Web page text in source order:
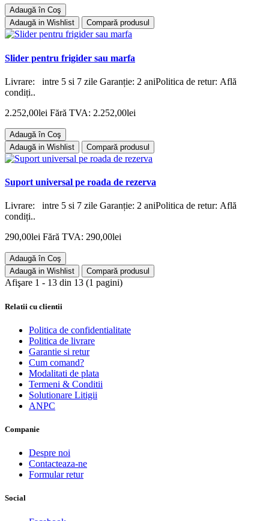
Adaugă în Coş
Adaugă in Wishlist
Compară produsul
Slider pentru frigider sau marfa
Livrare: intre 5 si 7 zile Garanție: 2 aniPolitica de retur: Află
condiți..
2.252,00lei Fără TVA: 2.252,00lei
Adaugă în Coş
Adaugă in Wishlist
Compară produsul
Suport universal pe roada de rezerva
Livrare: intre 5 si 7 zile Garanție: 2 aniPolitica de retur: Află
condiți..
290,00lei Fără TVA: 290,00lei
Adaugă în Coş
Adaugă in Wishlist
Compară produsul
Afişare 1 - 13 din 13 (1 pagini)
Relatii cu clientii
Politica de confidentialitate
Politica de livrare
Garantie si retur
Cum comand?
Modalitati de plata
Termeni & Conditii
Solutionare Litigii
ANPC
Companie
Despre noi
Contacteaza-ne
Formular retur
Social